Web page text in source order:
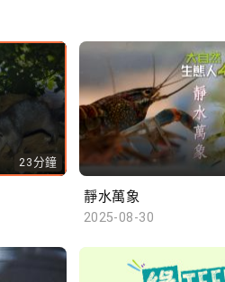
23分鐘
靜水萬象
2025-08-30